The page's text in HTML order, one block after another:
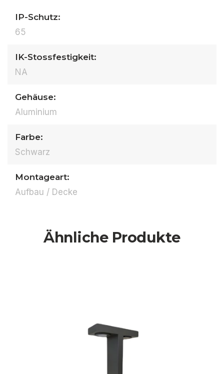
IP-Schutz:
65
IK-Stossfestigkeit:
NA
Gehäuse:
Aluminium
Farbe:
Schwarz
Montageart:
Aufbau / Decke
Ähnliche Produkte